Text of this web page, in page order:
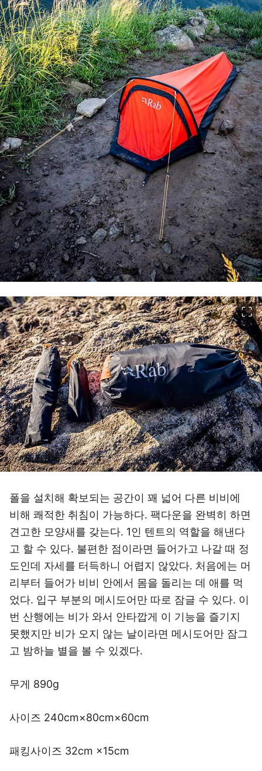
폴을 설치해 확보되는 공간이 꽤 넓어 다른 비비에
비해 쾌적한 취침이 가능하다. 팩다운을 완벽히 하면
견고한 모양새를 갖는다. 1인 텐트의 역할을 해낸다
고 할 수 있다. 불편한 점이라면 들어가고 나갈 때 정
도인데 자세를 터득하니 어렵지 않았다. 처음에는 머
리부터 들어가 비비 안에서 몸을 돌리는 데 애를 먹
었다. 입구 부분의 메시도어만 따로 잠글 수 있다. 이
번 산행에는 비가 와서 안타깝게 이 기능을 즐기지
못했지만 비가 오지 않는 날이라면 메시도어만 잠그
고 밤하늘 별을 볼 수 있겠다.
무게 890g
사이즈 240cm×80cm×60cm
패킹사이즈 32cm ×15cm